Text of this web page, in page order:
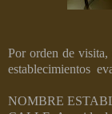
Por orden de visita,
establecimientos
NOMBRE